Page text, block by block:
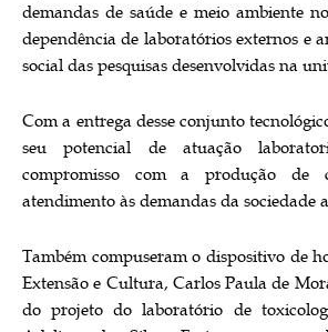
demandas de saúde e meio ambiente
dependência de laboratórios externos e
social das pesquisas desenvolvidas na
Com a entrega desse conjunto
seu potencial de atuação
compromisso com a produção de
atendimento às demandas da sociedade
Também compuseram o dispositivo de
Extensão e Cultura, Carlos Paula de
do projeto do laboratório de